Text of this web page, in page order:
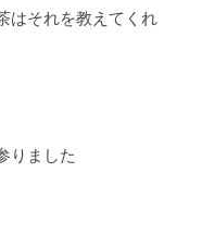
それを教えてくれ
りました